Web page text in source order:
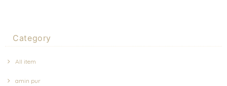
Category
All item
amin pur